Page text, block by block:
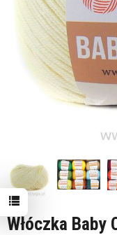
Włóczka Baby